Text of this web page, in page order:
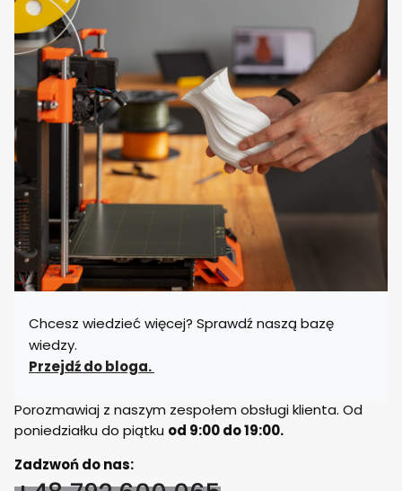
Chcesz wiedzieć więcej? Sprawdź naszą bazę
wiedzy.
Przejdź do bloga.
Porozmawiaj z naszym zespołem obsługi klienta. Od
poniedziałku do piątku od 9:00 do 19:00.
Zadzwoń do nas: